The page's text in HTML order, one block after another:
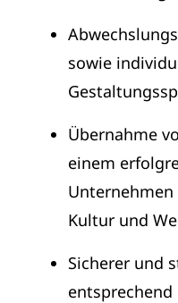
sowie
Übernahme
einem
Kultur und
Sicherer und